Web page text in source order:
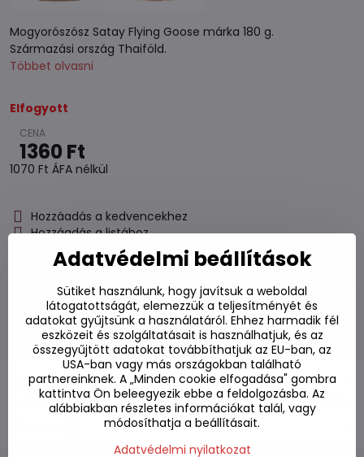
Mogyorószósz Satay Flying Goose márka 180 g.
Származási ország Thaiföld.
Többet olvasni
Elfogyott
1360 Ft
1070 Ft ÁFA nélkül
Hozzáadás a kedvencekhez
Hozzáadás a listához
Watchdog
Kézbesítés
Raktározási szám:S7#SK#39681#1
Gyártó:
Leírás
Adatvédelmi beállítások
Sütiket használunk, hogy javítsuk a weboldal
látogatottságát, elemezzük a teljesítményét és
adatokat gyűjtsünk a használatáról. Ehhez harmadik fél
eszközeit és szolgáltatásait is használhatjuk, és az
összegyűjtött adatokat továbbíthatjuk az EU-ban, az
USA-ban vagy más országokban található
partnereinknek. A „Minden cookie elfogadása" gombra
kattintva Ön beleegyezik ebbe a feldolgozásba. Az
alábbiakban részletes információkat talál, vagy
módosíthatja a beállításait.
Adatvédelmi nyilatkozat